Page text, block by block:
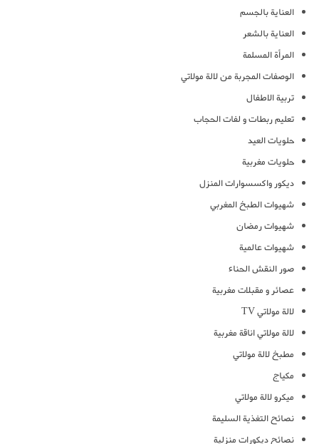
العناية بالجسم
العناية بالشعر
المرأة المسلمة
الوصفات المجربة من لالة مولاتي
تربية الاطفال
تعليم ربطات و لفات الحجاب
حلويات العيد
حلويات مغربية
ديكور واكسسوارات المنزل
شهيوات الطبخ المغربي
شهيوات رمضان
شهيوات عالمية
صور النقش الحناء
عصائر و مقبلات مغربية
لالة مولاتي TV
لالة مولاتي اناقة مغربية
مطبخ لالة مولاتي
مكياج
ميكرو لالة مولاتي
نصائح التغذية السليمة
نصائح ديكورات منزلية